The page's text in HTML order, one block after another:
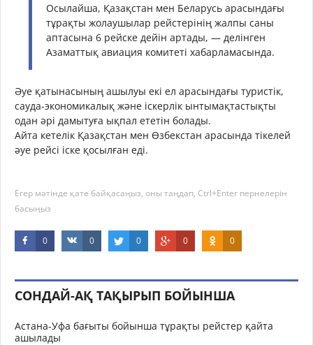
Осылайша, Қазақстан мен Беларусь арасындағы
тұрақты жолаушылар рейстерінің жалпы саны
аптасына 6 рейске дейін артады, — делінген
Азаматтық авиация комитеті хабарламасында.
Әуе қатынасының ашылуы екі ел арасындағы туристік,
сауда-экономикалық және іскерлік ынтымақтастықты
одан әрі дамытуға ықпал ететін болады.
Айта кетелік Қазақстан мен Өзбекстан арасында тікелей
әуе рейсі іске қосылған еді.
Егер мәтінде қате байқасаңыз, оны таңдап, Ctrl+Enter пернелерін
басыңыз
0 0 0 0 0
СОНДАЙ-АҚ ТАҚЫРЫП БОЙЫНША
Астана-Уфа бағыты бойынша тұрақты рейстер қайта
ашылады